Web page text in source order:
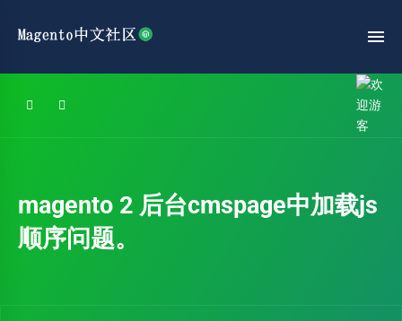
magento 2 后台cmspage中加载js
顺序问题。